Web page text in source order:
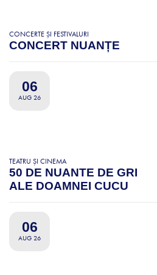
CONCERTE ȘI FESTIVALURI
CONCERT NUANȚE
06
AUG 26
TEATRU ȘI CINEMA
50 DE NUANTE DE GRI
ALE DOAMNEI CUCU
06
AUG 26